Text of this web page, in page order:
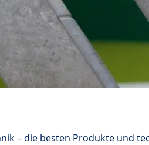
– die besten Produkte und